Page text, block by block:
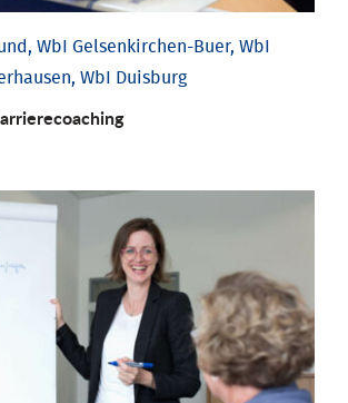
WbI Gelsenkirchen-Buer, WbI
WbI Duisburg